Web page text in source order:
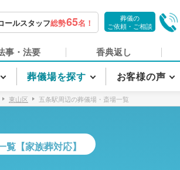
ールスタッフ総勢65名！
葬儀の
ご依頼・ご相談
事・法要 香典返し
葬儀場を探す お客様の声
東山区 五条駅周辺の葬儀場・斎場一覧
【家族葬対応】